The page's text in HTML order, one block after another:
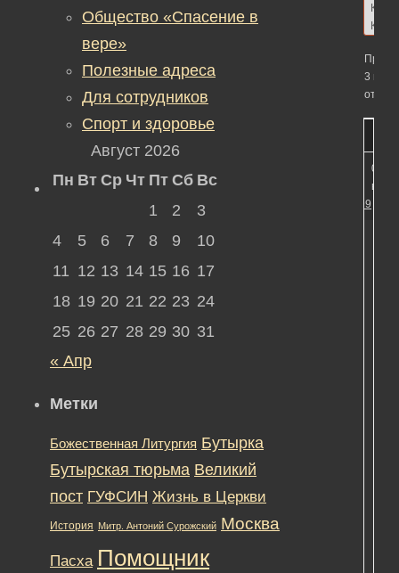
3
в
#11899
Общество «Спасение в
вере»
Полезные адреса
Для сотрудников
Спорт и здоровье
Август 2026
Пн Вт Ср Чт Пт Сб Вс
1
2
3
4
5 6 7 8 9
10
11 12 13 14 15 16 17
18 19 20 21 22 23 24
25 26 27 28 29 30 31
« Апр
Метки
Божественная Литургия Бутырка
Бутырская тюрьма Великий
пост ГУФСИН Жизнь в Церкви
История Митр. Антоний Сурожский Москва
Пасха Помощник